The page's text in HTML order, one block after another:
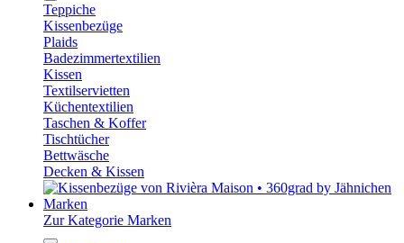
Teppiche
Kissenbezüge
Plaids
Badezimmertextilien
Kissen
Textilservietten
Küchentextilien
Taschen & Koffer
Tischtücher
Bettwäsche
Decken & Kissen
Marken
Zur Kategorie Marken